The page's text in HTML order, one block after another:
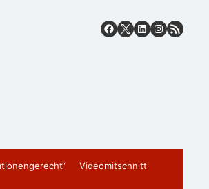
Videomitschnitt